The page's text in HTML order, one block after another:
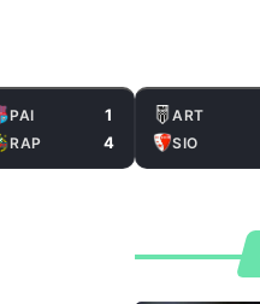
PAI 1
RAP 4
ART
SIO